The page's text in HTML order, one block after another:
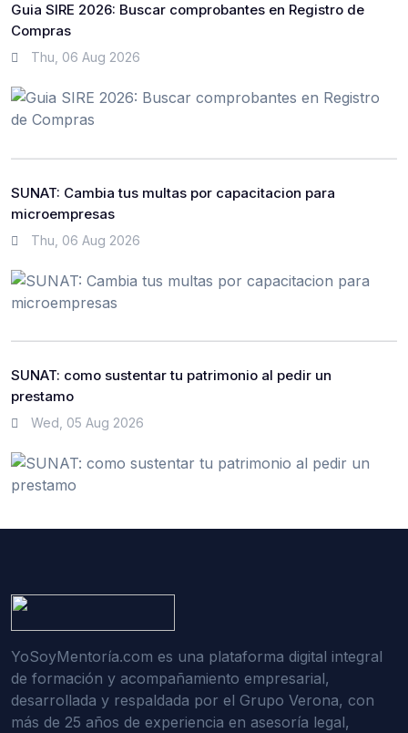
Guia SIRE 2026: Buscar comprobantes en Registro de
Compras
Thu, 06 Aug 2026
SUNAT: Cambia tus multas por capacitacion para
microempresas
Thu, 06 Aug 2026
SUNAT: como sustentar tu patrimonio al pedir un
prestamo
Wed, 05 Aug 2026
YoSoyMentoría.com es una plataforma digital integral
de formación y acompañamiento empresarial,
desarrollada y respaldada por el Grupo Verona, con
más de 25 años de experiencia en asesoría legal,